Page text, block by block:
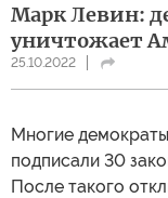
Марк Левин:
уничтожает
25.10.2022
Многие
подписали 30
После такого